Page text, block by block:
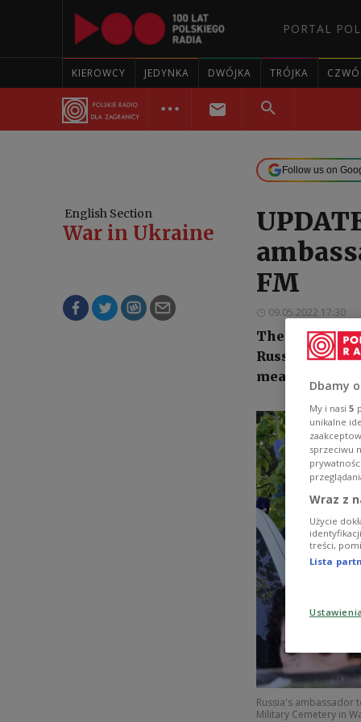
PORTAL
KIEROWCY JEDYNKA DWÓJKA TRÓJKA
Follow us on
English Section
War in Ukraine
FM
09.05.2022 17:30
The Polish
Russia’s
means,
Russia's ambassador
Military Cemetery in
Dbamy
My i nasi 5
unikalne
sprzeciwu
Wraz z
Użycie
treści,
Lista